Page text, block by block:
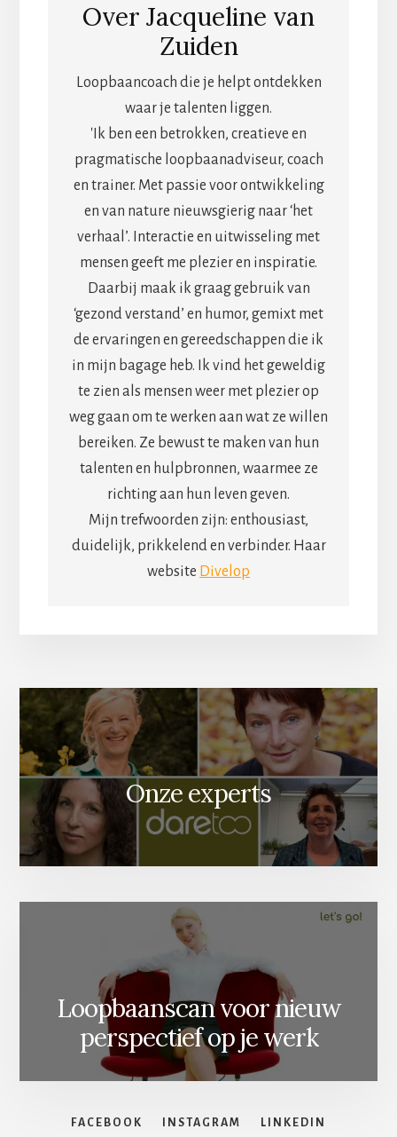
Over Jacqueline van
Zuiden
Loopbaancoach die je helpt ontdekken
waar je talenten liggen.
'Ik ben een betrokken, creatieve en
pragmatische loopbaanadviseur, coach
en trainer. Met passie voor ontwikkeling
en van nature nieuwsgierig naar ‘het
verhaal’. Interactie en uitwisseling met
mensen geeft me plezier en inspiratie.
Daarbij maak ik graag gebruik van
‘gezond verstand’ en humor, gemixt met
de ervaringen en gereedschappen die ik
in mijn bagage heb. Ik vind het geweldig
te zien als mensen weer met plezier op
weg gaan om te werken aan wat ze willen
bereiken. Ze bewust te maken van hun
talenten en hulpbronnen, waarmee ze
richting aan hun leven geven.
Mijn trefwoorden zijn: enthousiast,
duidelijk, prikkelend en verbinder. Haar
website Divelop
Onze experts
Loopbaanscan voor nieuw
perspectief op je werk
FACEBOOK INSTAGRAM LINKEDIN